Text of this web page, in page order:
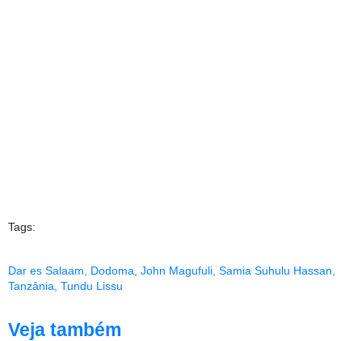
Tags:
Dar es Salaam Dodoma John Magufuli Samia Suhulu Hassan
Tanzânia Tundu Lissu
Veja também